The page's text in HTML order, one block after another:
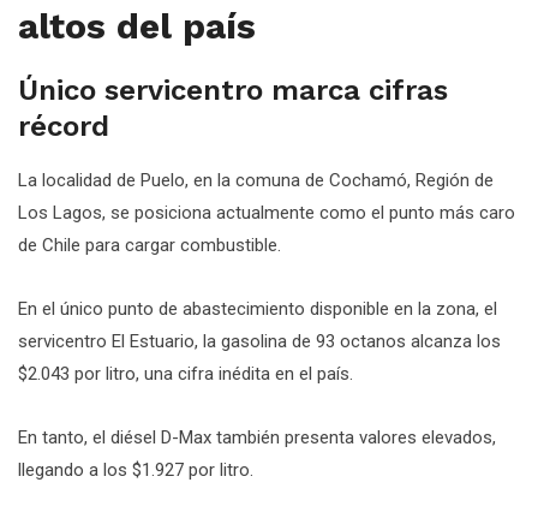
altos del país
Único servicentro marca cifras
récord
La localidad de Puelo, en la comuna de Cochamó, Región de
Los Lagos, se posiciona actualmente como el punto más caro
de Chile para cargar combustible.
En el único punto de abastecimiento disponible en la zona, el
servicentro El Estuario, la gasolina de 93 octanos alcanza los
$2.043 por litro, una cifra inédita en el país.
En tanto, el diésel D-Max también presenta valores elevados,
llegando a los $1.927 por litro.